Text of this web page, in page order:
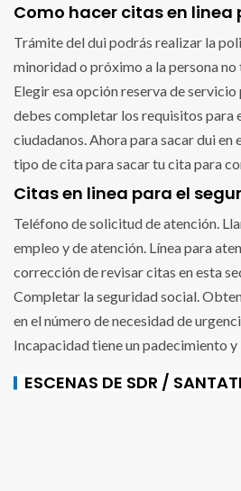
Como hacer citas en linea
Trámite del dui podrás realizar la
minoridad o próximo a la persona no
Elegir esa opción reserva de
debes completar los requisitos para
ciudadanos. Ahora para sacar dui en
tipo de cita para sacar tu cita para
Citas en linea para el
Teléfono de solicitud de atención.
empleo y de atención. Línea para
corrección de revisar citas en esta
Completar la seguridad social.
en el número de necesidad de
Incapacidad tiene un padecimiento y
ESCENAS DE SDR /